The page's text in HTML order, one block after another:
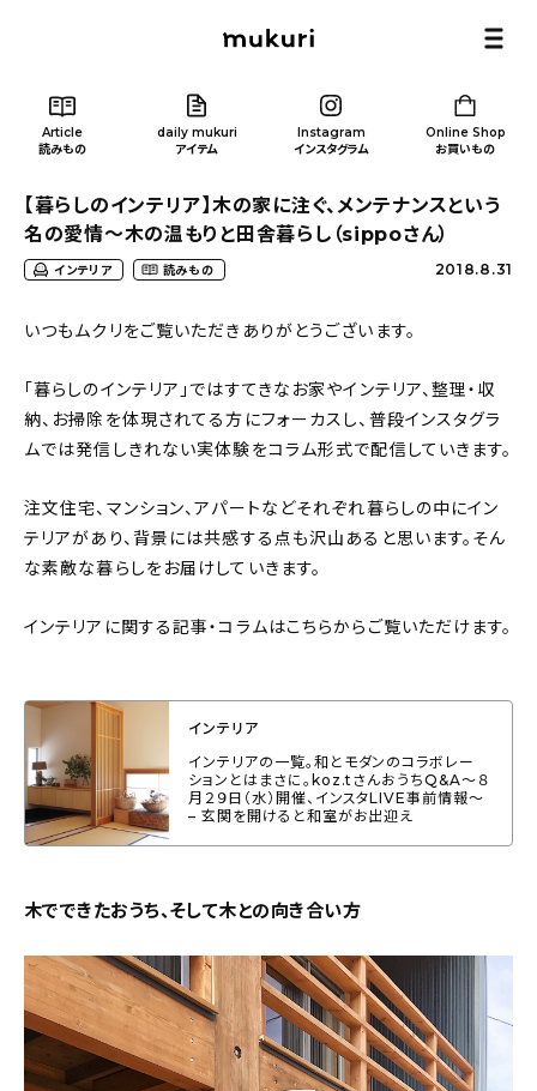
Article
読みもの
daily mukuri
アイテム
Instagram
インスタグラム
Online Shop
お買いもの
カテゴリー一覧
新着記事
人気の記事
おすすめの記事
コラム
キッチン
収納/掃除
カテゴリー一覧
新着記事
【暮らしのインテリア】木の家に注ぐ、メンテナンスという
名の愛情〜木の温もりと田舎暮らし（sippoさん）
インテリア 読みもの 2018.8.31
いつもムクリをご覧いただきありがとうございます。
「暮らしのインテリア」ではすてきなお家やインテリア、整理・収
納、お掃除を体現されてる方にフォーカスし、普段インスタグラ
ムでは発信しきれない実体験をコラム形式で配信していきます。
注文住宅、マンション、アパートなどそれぞれ暮らしの中にイン
テリアがあり、背景には共感する点も沢山あると思います。そん
な素敵な暮らしをお届けしていきます。
インテリアに関する記事・コラムはこちらからご覧いただけます。
インテリア
インテリアの一覧。和とモダンのコラボレー
ションとはまさに。koz.tさんおうちQ&A〜８
月２９日（水）開催、インスタLIVE事前情報〜
– 玄関を開けると和室がお出迎え
木でできたおうち、そして木との向き合い方